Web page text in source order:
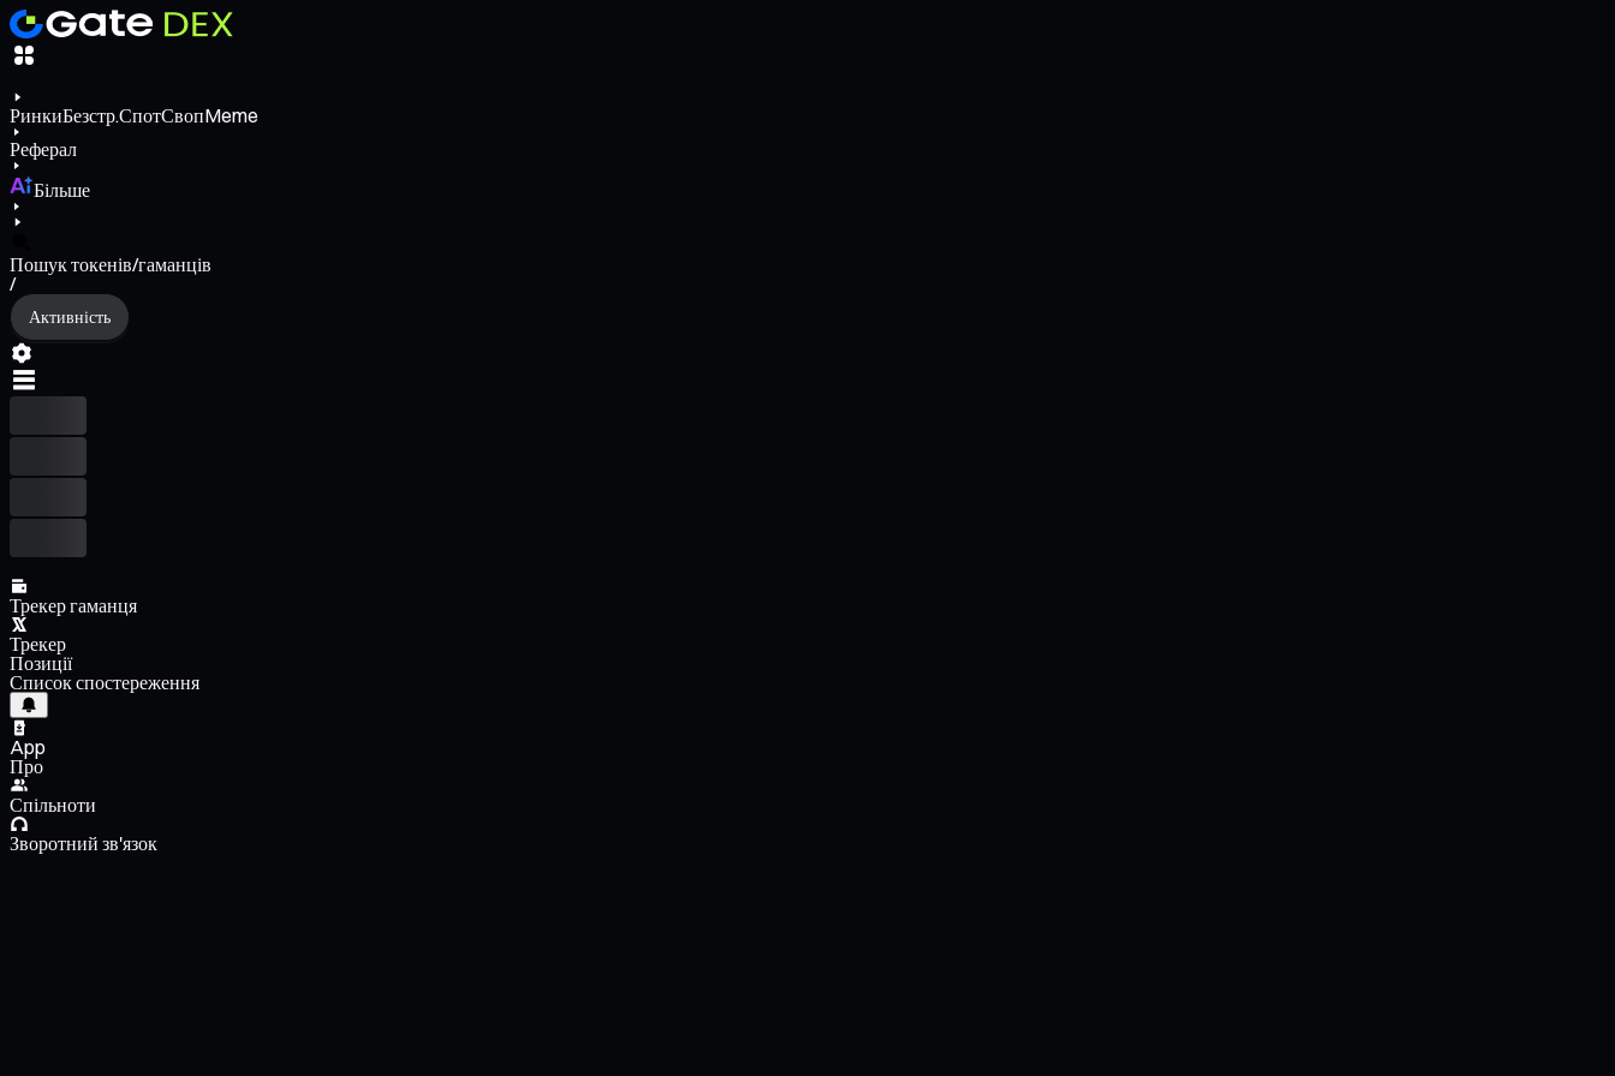
РинкиБезстр.СпотСвопMeme
Реферал
Більше
Пошук токенів/гаманців
/
Активність
Трекер гаманця
Трекер
Позиції
Список спостереження
App
Про
Спільноти
Зворотний зв'язок